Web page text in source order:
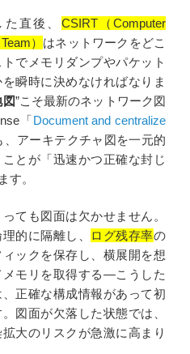
直後、 CSIRT（Computer
） はネットワークをどこ
でメモリダンプやパケット
瞬時に決めなければなりま
”こそ最新のネットワーク図
「Document and centralize
、アーキテクチャ図を一元的
とが「迅速かつ正確な封じ
す。
ても図面は欠かせません。
的に隔離し、
ログ残存率の
ックを保存し、横展開を想
モリを取得する—こうした
正確な構成情報があって初
図面が欠落した状態では、
大のリスクが急激に高まり